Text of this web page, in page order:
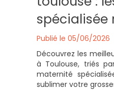
Publié le 05/06/2026
Découvrez les
à Toulouse, triés
maternité
sublimer votre